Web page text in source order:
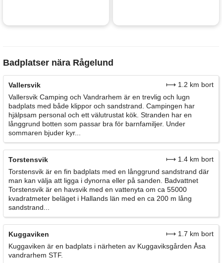
Badplatser nära Rågelund
Vallersvik
⟼ 1.2 km bort
Vallersvik Camping och Vandrarhem är en trevlig och lugn
badplats med både klippor och sandstrand. Campingen har
hjälpsam personal och ett välutrustat kök. Stranden har en
långgrund botten som passar bra för barnfamiljer. Under
sommaren bjuder kyr...
Torstensvik
⟼ 1.4 km bort
Torstensvik är en fin badplats med en långgrund sandstrand där
man kan välja att ligga i dynorna eller på sanden. Badvattnet
Torstensvik är en havsvik med en vattenyta om ca 55000
kvadratmeter beläget i Hallands län med en ca 200 m lång
sandstrand...
Kuggaviken
⟼ 1.7 km bort
Kuggaviken är en badplats i närheten av Kuggaviksgården Åsa
vandrarhem STF.